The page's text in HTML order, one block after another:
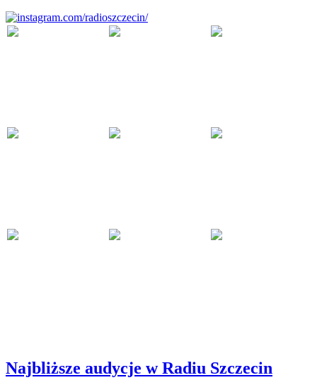
Najbliższe audycje w Radiu Szczecin